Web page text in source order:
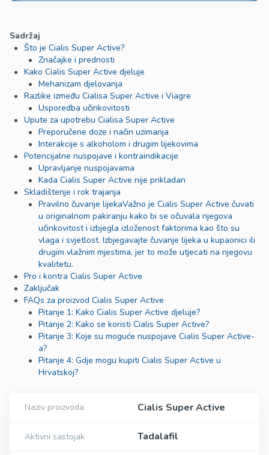
Sadržaj
Što je Cialis Super Active?
Značajke i prednosti
Kako Cialis Super Active djeluje
Mehanizam djelovanja
Razlike između Cialisa Super Active i Viagre
Usporedba učinkovitosti
Upute za upotrebu Cialisa Super Active
Preporučene doze i način uzimanja
Interakcije s alkoholom i drugim lijekovima
Potencijalne nuspojave i kontraindikacije
Upravljanje nuspojavama
Kada Cialis Super Active nije prikladan
Skladištenje i rok trajanja
Pravilno čuvanje lijekaVažno je Cialis Super Active čuvati
u originalnom pakiranju kako bi se očuvala njegova
učinkovitost i izbjegla izloženost faktorima kao što su
vlaga i svjetlost. Izbjegavajte čuvanje lijeka u kupaonici ili
drugim vlažnim mjestima, jer to može utjecati na njegovu
kvalitetu.
Pro i kontra Cialis Super Active
Zaključak
FAQs za proizvod Cialis Super Active
Pitanje 1: Kako Cialis Super Active djeluje?
Pitanje 2: Kako se koristi Cialis Super Active?
Pitanje 3: Koje su moguće nuspojave Cialis Super Active-
a?
Pitanje 4: Gdje mogu kupiti Cialis Super Active u
Hrvatskoj?
Naziv proizvoda Cialis Super Active
Aktivni sastojak Tadalafil